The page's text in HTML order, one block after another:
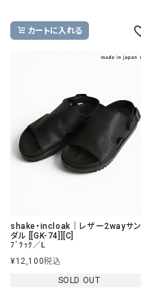
カートに入れる
shake・incloak｜レザー2wayサン
ダル [[GK-74]][C]
ﾌﾞﾗｯｸ／L
¥12,100税込
SOLD OUT